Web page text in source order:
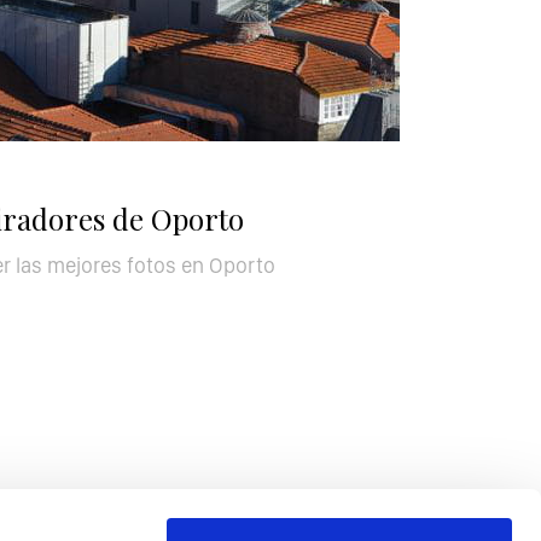
de Oporto
las mejores fotos en Oporto